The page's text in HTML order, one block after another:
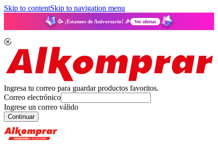
Skip to contentSkip to navigation menu
🥳 ¡Estamos de Aniversario! 🎉 Ver ofertas
Ingresa tu correo para guardar productos favoritos.
Correo electrónico
Ingrese un correo válido
Continuar